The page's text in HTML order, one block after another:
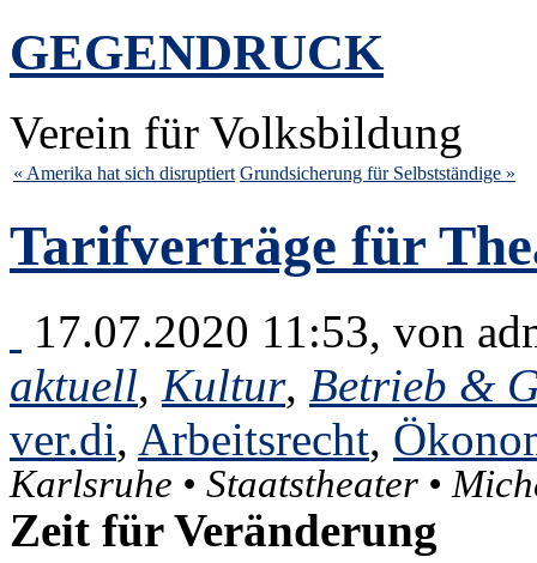
GEGENDRUCK
Verein für Volksbildung
« Amerika hat sich disruptiert Grundsicherung für Selbstständige »
Tarifverträge für
17.07.2020 11:53, von
aktuell, Kultur, Betrieb &
ver.di, Arbeitsrecht,
Karlsruhe • Staatstheater •
Zeit für Veränderung